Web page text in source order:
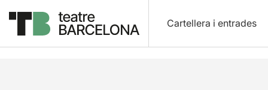
Cartellera i entrades